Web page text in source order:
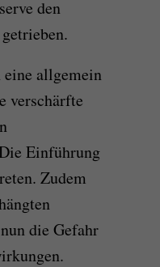
den
allgemein
verschärfte
Einführung
Zudem
die Gefahr